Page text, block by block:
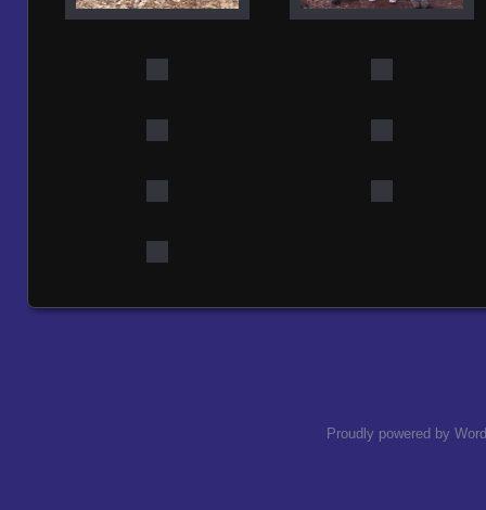
Proudly powered by